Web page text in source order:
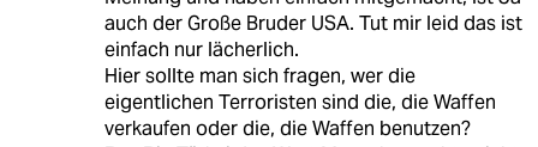
auch der Große Bruder USA. Tut mir leid das ist
einfach nur lächerlich.
Hier sollte man sich fragen, wer die
eigentlichen Terroristen sind die, die Waffen
verkaufen oder die, die Waffen benutzen?